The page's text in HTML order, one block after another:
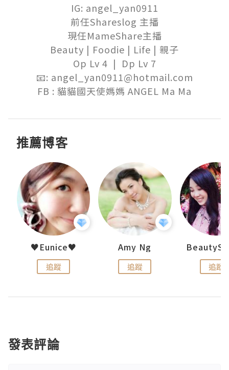
IG: angel_yan0911
前任Shareslog 主播
現任MameShare主播
Beauty | Foodie | Life | 親子
Op Lv 4  |  Dp Lv 7
📧: angel_yan0911@hotmail.com
FB : 貓貓國天使媽媽 ANGEL Ma Ma
推薦博客
♥Eunice♥
追蹤
Amy Ng
追蹤 追蹤
發表評論